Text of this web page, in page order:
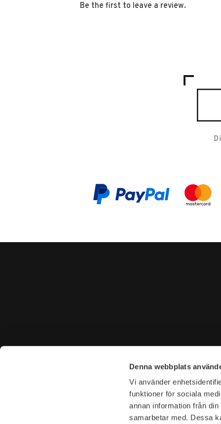
Denna webbplats
Vi använder
funktioner för sociala
annan information från
samarbetar med. Dessa
Be the first to leave a review.
E-mail. info@garderoben.se
113 59
Opening